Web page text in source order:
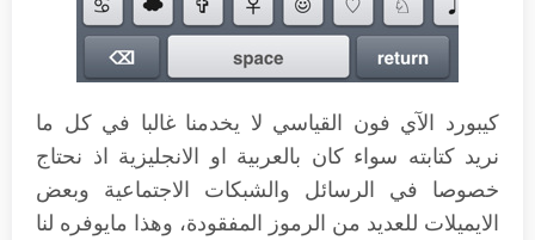
كيبورد الآي فون القياسي لا يخدمنا غالبا في كل ما
نريد كتابته سواء كان بالعربية او الانجليزية اذ نحتاج
خصوصا في الرسائل والشبكات الاجتماعية وبعض
الايميلات للعديد من الرموز المفقودة، وهذا مايوفره لنا